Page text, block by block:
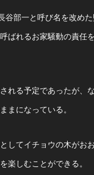
谷部一と呼び名を改め
ばれるお家騒動の責任
れる予定であったが、
まになっている。
してイチョウの木がお
楽しむことができる。